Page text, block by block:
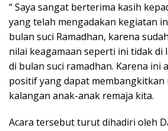
“ Saya sangat berterima kasih
yang telah mengadakan kegiatan
bulan suci Ramadhan, karena
nilai keagamaan seperti ini tidak di
di bulan suci ramadhan. Karena ini
positif yang dapat membangkitkan
kalangan anak-anak remaja kita.
Acara tersebut turut dihadiri oleh